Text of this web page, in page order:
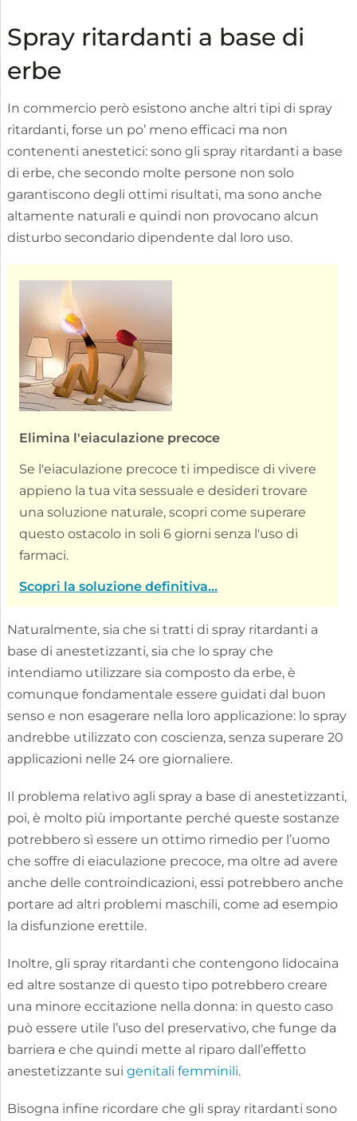
Spray ritardanti a base di
erbe
In commercio però esistono anche altri tipi di spray
ritardanti, forse un po’ meno efficaci ma non
contenenti anestetici: sono gli spray ritardanti a base
di erbe, che secondo molte persone non solo
garantiscono degli ottimi risultati, ma sono anche
altamente naturali e quindi non provocano alcun
disturbo secondario dipendente dal loro uso.
Elimina l'eiaculazione precoce
Se l'eiaculazione precoce ti impedisce di vivere
appieno la tua vita sessuale e desideri trovare
una soluzione naturale, scopri come superare
questo ostacolo in soli 6 giorni senza l'uso di
farmaci.
Scopri la soluzione definitiva...
Naturalmente, sia che si tratti di spray ritardanti a
base di anestetizzanti, sia che lo spray che
intendiamo utilizzare sia composto da erbe, è
comunque fondamentale essere guidati dal buon
senso e non esagerare nella loro applicazione: lo spray
andrebbe utilizzato con coscienza, senza superare 20
applicazioni nelle 24 ore giornaliere.
Il problema relativo agli spray a base di anestetizzanti,
poi, è molto più importante perché queste sostanze
potrebbero sì essere un ottimo rimedio per l’uomo
che soffre di eiaculazione precoce, ma oltre ad avere
anche delle controindicazioni, essi potrebbero anche
portare ad altri problemi maschili, come ad esempio
la disfunzione erettile.
Inoltre, gli spray ritardanti che contengono lidocaina
ed altre sostanze di questo tipo potrebbero creare
una minore eccitazione nella donna: in questo caso
può essere utile l’uso del preservativo, che funge da
barriera e che quindi mette al riparo dall’effetto
anestetizzante sui genitali femminili.
Bisogna infine ricordare che gli spray ritardanti sono